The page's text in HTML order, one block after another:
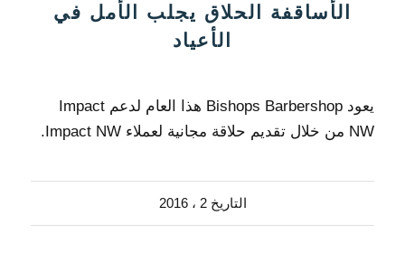
الأساقفة الحلاق يجلب الأمل في
الأعياد
يعود Bishops Barbershop هذا العام لدعم Impact
NW من خلال تقديم حلاقة مجانية لعملاء Impact NW.
التاريخ 2 ، 2016